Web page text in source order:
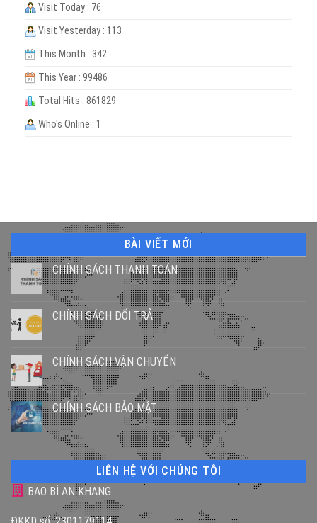
Visit Today : 76
Visit Yesterday : 113
This Month : 342
This Year : 99486
Total Hits : 861829
Who's Online : 1
BÀI VIẾT MỚI
CHÍNH SÁCH THANH TOÁN
CHÍNH SÁCH ĐỔI TRẢ
CHÍNH SÁCH VẬN CHUYỂN
CHÍNH SÁCH BẢO MẬT
LIÊN HỆ VỚI CHÚNG TÔI
BAO BÌ AN KHANG